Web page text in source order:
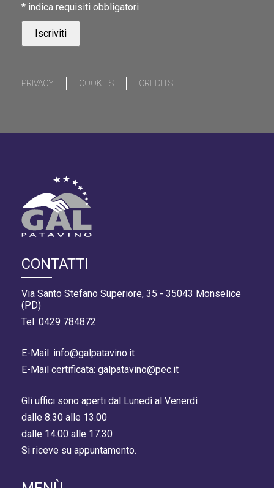
CONTATTI
Via Santo Stefano Superiore, 35 - 35043 Monselice
(PD)
Tel. 0429 784872
E-Mail: info@galpatavino.it
E-Mail certificata: galpatavino@pec.it
Gli uffici sono aperti dal Lunedì al Venerdì
dalle 8.30 alle 13.00
dalle 14.00 alle 17.30
Si riceve su appuntamento.
* indica requisiti obbligatori
PRIVACY COOKIES CREDITS